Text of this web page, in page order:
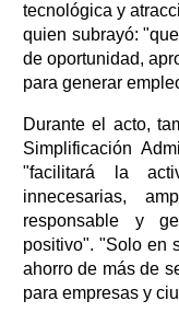
tecnológica y
quien subrayó:
de oportunidad,
para generar
Durante el acto,
Simplificación
"facilitará la
innecesarias,
responsable y
positivo". "Solo en
ahorro de más de
para empresas y